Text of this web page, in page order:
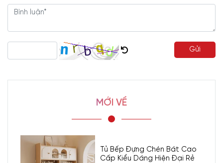
Gửi
MỚI VỀ
Tủ Bếp Đựng Chén Bát Cao
Cấp Kiểu Dáng Hiện Đại Rẻ